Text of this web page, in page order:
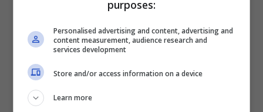
informato. È stata co-presidente e
responsabile legale dellaCasa delle
Donne di Milano.
purposes:
Personalised advertising and content, advertising and
content measurement, audience research and
services development
Store and/or access information on a device
Learn more